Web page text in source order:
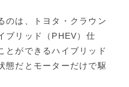
のは、トヨタ・クラウン
ブリッド（PHEV）仕
とができるハイブリッド
態だとモーターだけで駆